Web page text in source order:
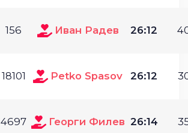
156 Иван Радев 26:12
18101 Petko Spasov 26:12
4697 Георги Филев 26:14